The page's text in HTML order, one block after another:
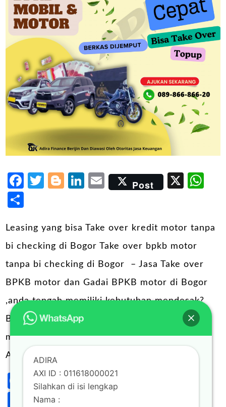
Facebook
Twitter
Blogger
LinkedIn
Email
Post X
Leasing yang bisa Take over kredit motor tanpa
bi checking di Bogor Take over bpkb motor
tanpa bi checking di Bogor – Jasa Take over
BPKB motor dan Gadai BPKB motor di Bogor
,anda tengah memiliki kebutuhan mendesak?
Biaya pendidikan anak, renovasi rumah atau
modal usaha? Take over Kredit mobil melalui
ADIRA Finance bisa menjadi …
Facebook
Twitter
Blogger
LinkedIn
Email
Share
ADIRA
AXI ID : 011618000021
Silahkan di isi lengkap
Nama :